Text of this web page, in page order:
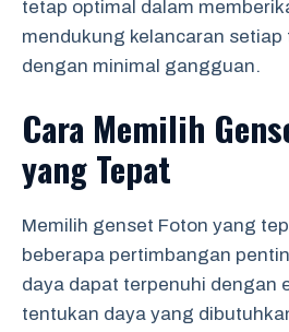
tetap optimal dalam
mendukung kelancaran setiap
dengan minimal gangguan.
Cara Memilih
yang Tepat
Memilih genset Foton yang
beberapa pertimbangan
daya dapat terpenuhi dengan
tentukan daya yang